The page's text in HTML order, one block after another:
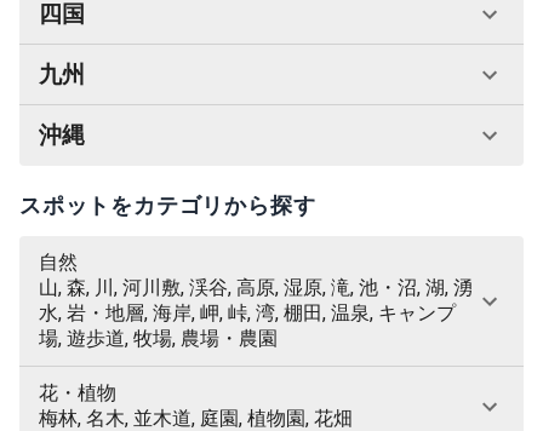
四国
九州
沖縄
スポットをカテゴリから探す
自然
山, 森, 川, 河川敷, 渓谷, 高原, 湿原, 滝, 池・沼, 湖, 湧
水, 岩・地層, 海岸, 岬, 峠, 湾, 棚田, 温泉, キャンプ
場, 遊歩道, 牧場, 農場・農園
花・植物
梅林, 名木, 並木道, 庭園, 植物園, 花畑